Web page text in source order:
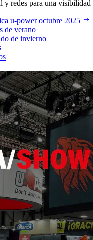
y redes para una
u‑power octubre 2025
de verano
de invierno